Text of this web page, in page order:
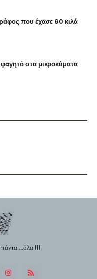
που έχασε 60 κιλά
στα μικροκύματα
...όλα !!!